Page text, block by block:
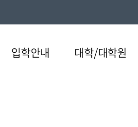
입학안내 대학/대학원